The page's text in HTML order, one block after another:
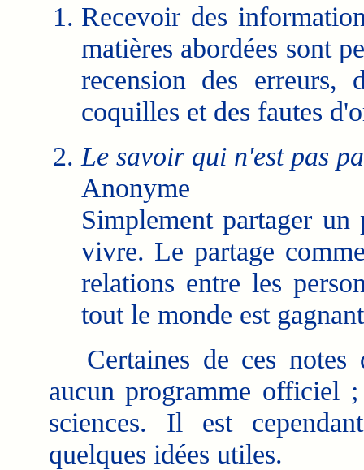
Recevoir des
matières abordées sont
recension des erreurs,
coquilles et des fautes
Le savoir qui n'est pas
Anonyme
Simplement partager
vivre. Le partage
relations entre les
tout le monde est
Certaines de ces notes
aucun programme officiel
sciences. Il est
quelques idées utiles.